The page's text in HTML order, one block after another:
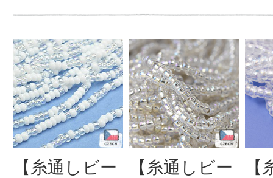
【糸通しビー
【糸通しビー